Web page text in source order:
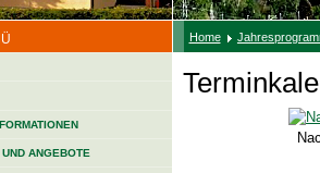
ANGEBOTE
Home